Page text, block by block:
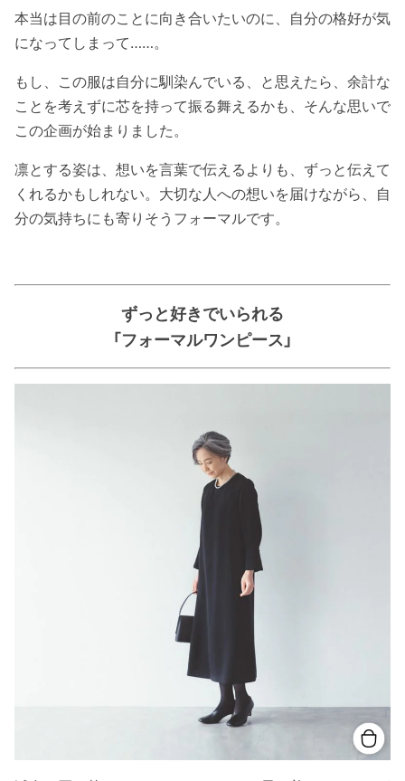
本当は目の前のことに向き合いたいのに、自分の格好が気
になってしまって……。
もし、この服は自分に馴染んでいる、と思えたら、余計な
ことを考えずに芯を持って振る舞えるかも、そんな思いで
この企画が始まりました。
凛とする姿は、想いを言葉で伝えるよりも、ずっと伝えて
くれるかもしれない。大切な人への想いを届けながら、自
分の気持ちにも寄りそうフォーマルです。
ずっと好きでいられる
「フォーマルワンピース」